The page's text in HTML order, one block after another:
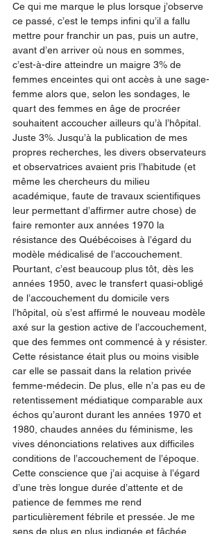
Ce qui me marque le plus lorsque j’observe
ce passé, c’est le temps infini qu’il a fallu
mettre pour franchir un pas, puis un autre,
avant d’en arriver où nous en sommes,
c’est-à-dire atteindre un maigre 3% de
femmes enceintes qui ont accès à une sage-
femme alors que, selon les sondages, le
quart des femmes en âge de procréer
souhaitent accoucher ailleurs qu’à l’hôpital.
Juste 3%. Jusqu’à la publication de mes
propres recherches, les divers observateurs
et observatrices avaient pris l’habitude (et
même les chercheurs du milieu
académique, faute de travaux scientifiques
leur permettant d’affirmer autre chose) de
faire remonter aux années 1970 la
résistance des Québécoises à l’égard du
modèle médicalisé de l’accouchement.
Pourtant, c’est beaucoup plus tôt, dès les
années 1950, avec le transfert quasi-obligé
de l’accouchement du domicile vers
l’hôpital, où s’est affirmé le nouveau modèle
axé sur la gestion active de l’accouchement,
que des femmes ont commencé à y résister.
Cette résistance était plus ou moins visible
car elle se passait dans la relation privée
femme-médecin. De plus, elle n’a pas eu de
retentissement médiatique comparable aux
échos qu’auront durant les années 1970 et
1980, chaudes années du féminisme, les
vives dénonciations relatives aux difficiles
conditions de l’accouchement de l’époque.
Cette conscience que j’ai acquise à l’égard
d’une très longue durée d’attente et de
patience de femmes me rend
particulièrement fébrile et pressée. Je me
sens de plus en plus indignée et fâchée